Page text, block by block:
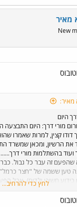
מאיר
New
מאיר:
היום
מורי דרך: היום
קצין, למרות שאמרו
את הרשיון, ומכאן שמשרד
ועוד בהשתלמות מורי
שהפעם זה עבר כל גבול.
טען ששמה של "חצר כרמל"
כידוע חשוכי ילדים), אבל
לטעמי. והחמור מכל, שמורי
במחברותיהם, ינחילו את
לחץ כדי להרחיב...